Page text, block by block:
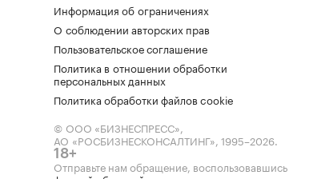
Информация об ограничениях
О соблюдении авторских прав
Пользовательское соглашение
Политика в отношении обработки
персональных данных
Политика обработки файлов cookie
© ООО «БИЗНЕСПРЕСС»,
АО «РОСБИЗНЕСКОНСАЛТИНГ», 1995–2026.
18+
Отправьте нам обращение, воспользовавшись